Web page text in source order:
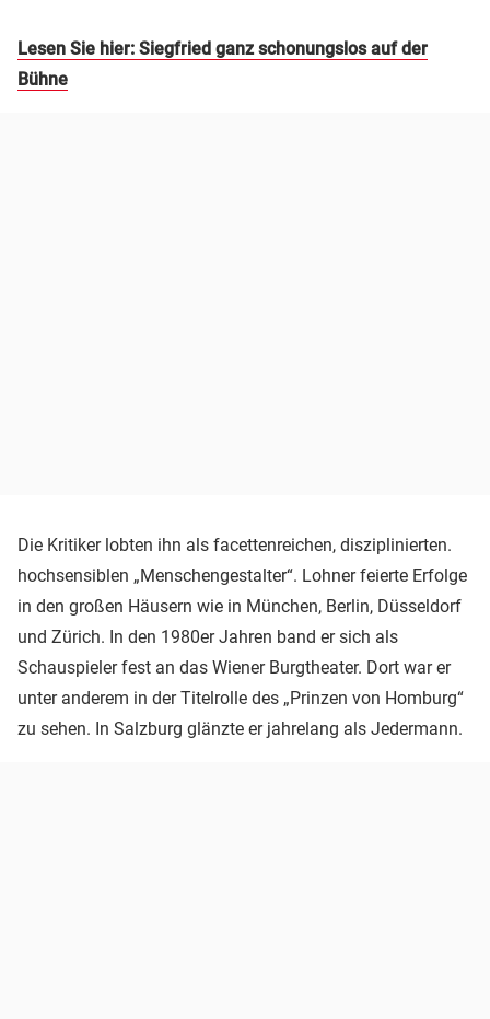
Lesen Sie hier: Siegfried ganz schonungslos auf der
Bühne
Die Kritiker lobten ihn als facettenreichen, disziplinierten.
hochsensiblen „Menschengestalter“. Lohner feierte Erfolge
in den großen Häusern wie in München, Berlin, Düsseldorf
und Zürich. In den 1980er Jahren band er sich als
Schauspieler fest an das Wiener Burgtheater. Dort war er
unter anderem in der Titelrolle des „Prinzen von Homburg“
zu sehen. In Salzburg glänzte er jahrelang als Jedermann.